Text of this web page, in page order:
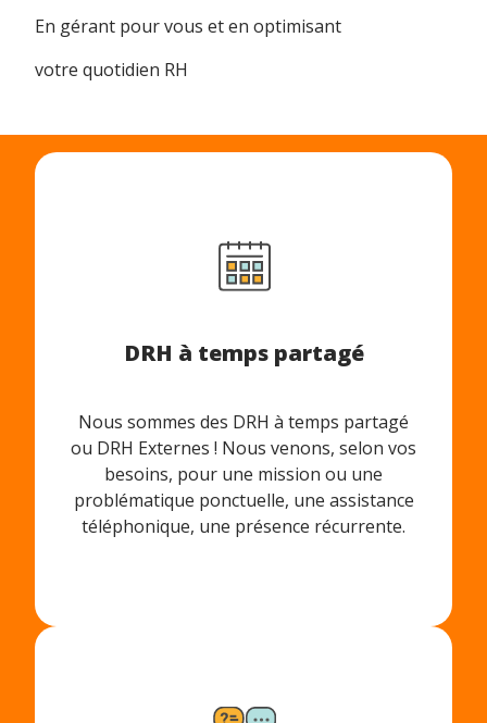
En gérant pour vous et en optimisant
votre quotidien RH
DRH à temps partagé
Nous sommes des DRH à temps partagé
ou DRH Externes ! Nous venons, selon vos
besoins, pour une mission ou une
problématique ponctuelle, une assistance
téléphonique, une présence récurrente.